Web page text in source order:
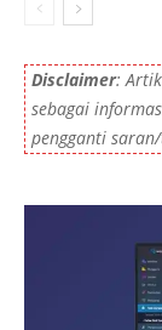
Disclaimer:
sebagai
pengganti